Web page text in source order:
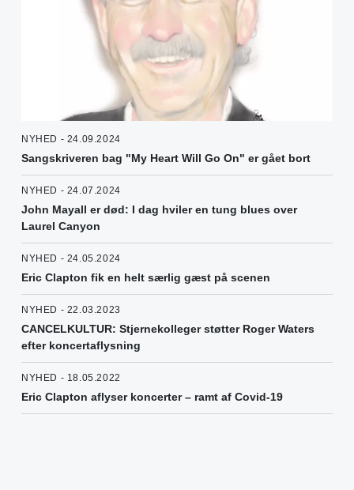
NYHED - 24.09.2024
Sangskriveren bag "My Heart Will Go On" er gået bort
NYHED - 24.07.2024
John Mayall er død: I dag hviler en tung blues over
Laurel Canyon
NYHED - 24.05.2024
Eric Clapton fik en helt særlig gæst på scenen
NYHED - 22.03.2023
CANCELKULTUR: Stjernekolleger støtter Roger Waters
efter koncertaflysning
NYHED - 18.05.2022
Eric Clapton aflyser koncerter – ramt af Covid-19